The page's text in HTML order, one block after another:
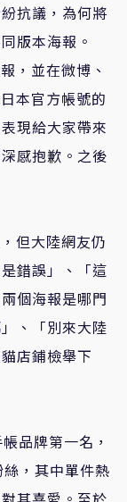
抗議，為何將
版本海報。
，並在微博、
本官方帳號的
現給大家帶來
感抱歉。之後
但大陸網友仍
錯誤」、「這
個海報是哪門
、「別來大陸
店鋪檢舉下
品牌第一名，
，其中單件熱